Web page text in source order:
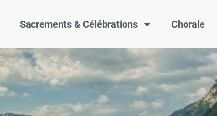
Sacrements & Célébrations Chorale